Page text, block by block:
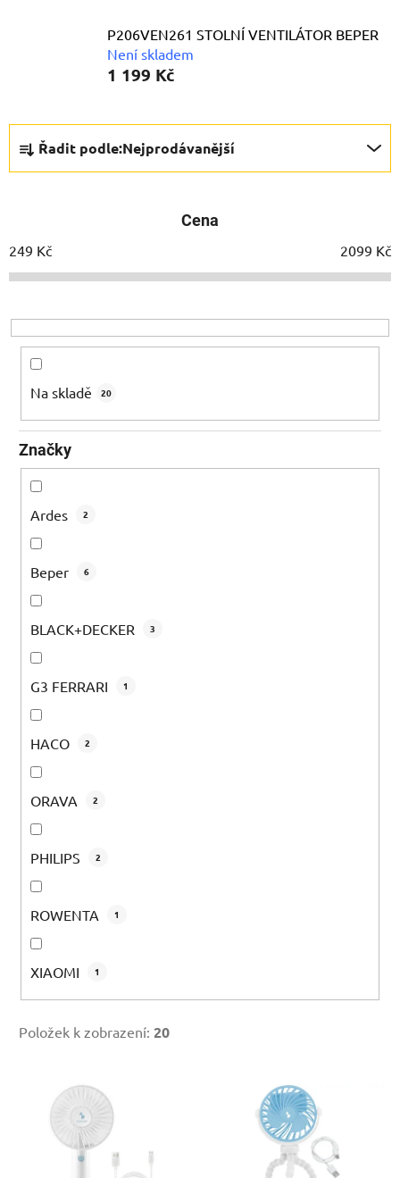
P206VEN261 STOLNÍ VENTILÁTOR BEPER
Není skladem
1 199 Kč
í
p
o
d
ů
Řadit podle:Nejprodávanější
Cena
249 Kč 2099 Kč
Na skladě 20
Značky
Ardes 2
Beper 6
BLACK+DECKER 3
G3 FERRARI 1
HACO 2
ORAVA 2
PHILIPS 2
ROWENTA 1
XIAOMI 1
Položek k zobrazení: 20